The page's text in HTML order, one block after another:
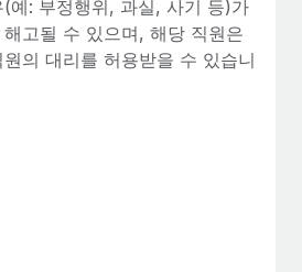
선제적으로 대응
적으로 지원
게 처리
예: 부정행위, 과실, 사기 등)가
고될 수 있으며, 해당 직원은
의 대리를 허용받을 수 있습니